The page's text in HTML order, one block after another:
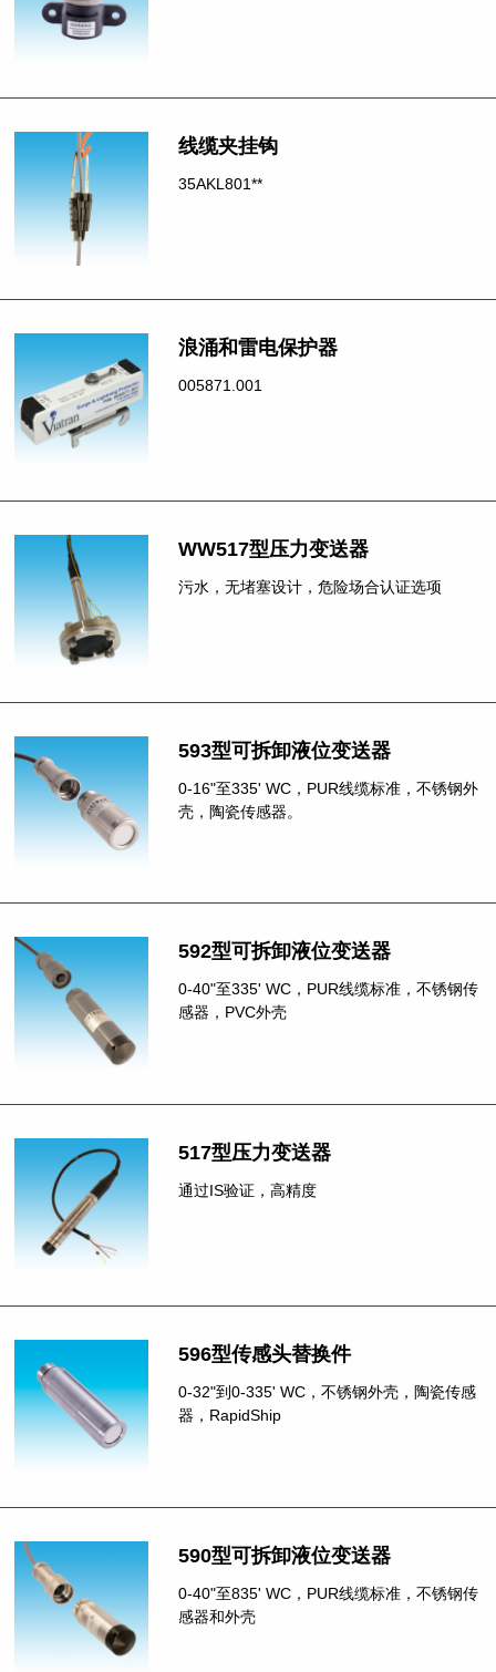
线缆夹挂钩
35AKL801**
浪涌和雷电保护器
005871.001
WW517型压力变送器
污水，无堵塞设计，危险场合认证选项
593型可拆卸液位变送器
0-16"至335' WC，PUR线缆标准，不锈钢外
壳，陶瓷传感器。
592型可拆卸液位变送器
0-40"至335' WC，PUR线缆标准，不锈钢传
感器，PVC外壳
517型压力变送器
通过IS验证，高精度
596型传感头替换件
0-32"到0-335' WC，不锈钢外壳，陶瓷传感
器，RapidShip
590型可拆卸液位变送器
0-40"至835' WC，PUR线缆标准，不锈钢传
感器和外壳